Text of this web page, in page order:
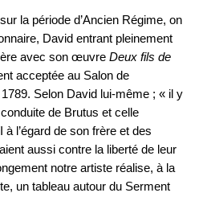
la période d’Ancien Régime, on
David entrant pleinement
avec son œuvre Deux fils de
acceptée au Salon de
1789. Selon David lui-même ; « il y
de Brutus et celle
à l’égard de son frère et des
aussi contre la liberté de leur
notre artiste réalise, à la
un tableau autour du Serment